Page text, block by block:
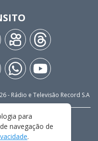
- Rádio e Televisão Record S.A
PRIVACIDADE
DE USO
para
navegação de
.